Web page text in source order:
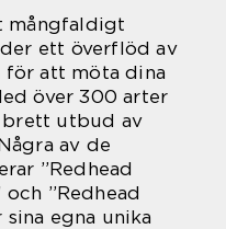
mångfaldigt
ett överflöd av
för att möta dina
över 300 arter
utbud av
av de
”Redhead
och ”Redhead
sina egna unika